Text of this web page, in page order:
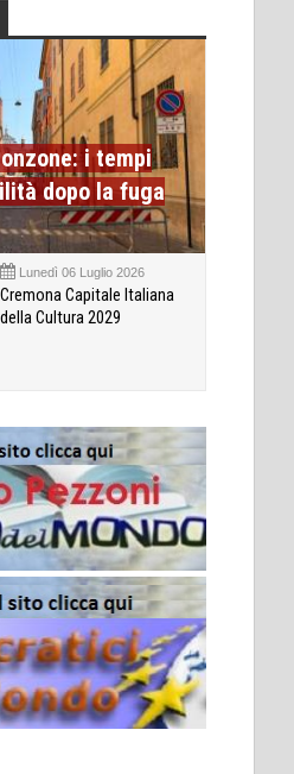
i tempi
dopo la fuga
Lunedì 06 Luglio 2026
Cremona Capitale Italiana
della Cultura 2029